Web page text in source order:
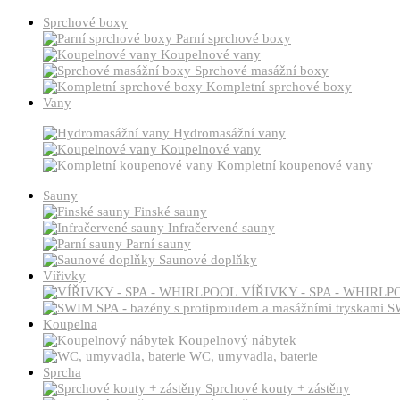
Sprchové boxy
Parní sprchové boxy
Koupelnové vany
Sprchové masážní boxy
Kompletní sprchové boxy
Vany
Hydromasážní vany
Koupelnové vany
Kompletní koupenové vany
Sauny
Finské sauny
Infračervené sauny
Parní sauny
Saunové doplňky
Vířivky
VÍŘIVKY - SPA -
Koupelna
Koupelnový nábytek
WC, umyvadla, baterie
Sprcha
Sprchové kouty + zástěny